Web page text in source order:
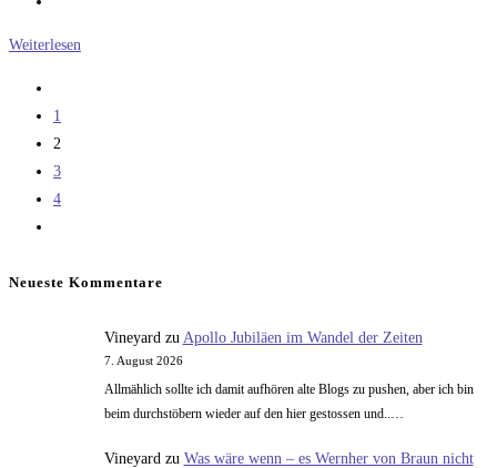
Weiterlesen
vorherigen
Seite
1
2
3
4
Seite
Neueste Kommentare
Vineyardzu Apollo Jubiläen im Wandel der Zeiten
7. August 2026
Allmählich sollte ich damit aufhören alte Blogs zu pushen, aber ich bin
beim durchstöbern wieder auf den hier gestossen und..…
Vineyard zu Was wäre wenn – es Wernher von Braun nicht